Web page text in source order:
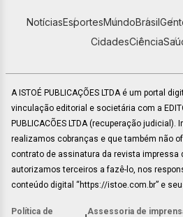
NotíciasEsportesMundoBrasil
CidadesCiência
A ISTOÉ PUBLICAÇÕES LTDA é um portal
vinculação editorial e societária com a
PUBLICACÕES LTDA (recuperação
realizamos cobranças e que também não
contrato de assinatura da revista impressa
autorizamos terceiros a fazê-lo, nos
conteúdo digital “https://istoe.com.br” e
Política de Assessoria de